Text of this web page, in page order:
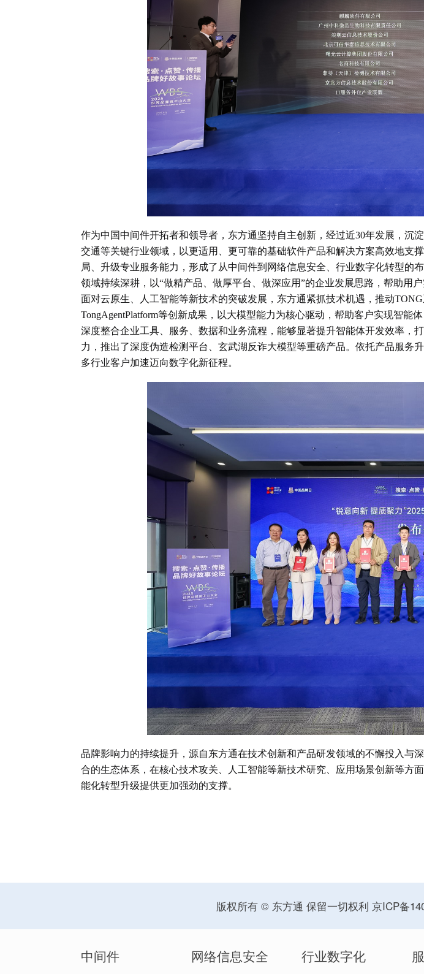
作为中国中间件开拓者和领导者，东方通坚持自主创新，经过近30年发展，沉
交通等关键行业领域，以更适用、更可靠的基础软件产品和解决方案高效地支
局、升级专业服务能力，形成了从中间件到网络信息安全、行业数字化转型
领域持续深耕，以“做精产品、做厚平台、做深应用”的企业发展思路，帮助用
面对云原生、人工智能等新技术的突破发展，东方通紧抓技术机遇，推动
TongAgentPlatform等创新成果，以大模型能力为核心驱动，帮助客户实现智
深度整合企业工具、服务、数据和业务流程，能够显著提升智能体开发效率，
力，推出了深度伪造检测平台、玄武湖反诈大模型等重磅产品。依托产品服务
多行业客户加速迈向数字化新征程。
品牌影响力的持续提升，源自东方通在技术创新和产品研发领域的不懈投入
合的生态体系，在核心技术攻关、人工智能等新技术研究、应用场景创新等方
能化转型升级提供更加强劲的支撑。
版权所有 © 东方通 保留一切权利 京ICP备
中间件 网络信息安全 行业数字化